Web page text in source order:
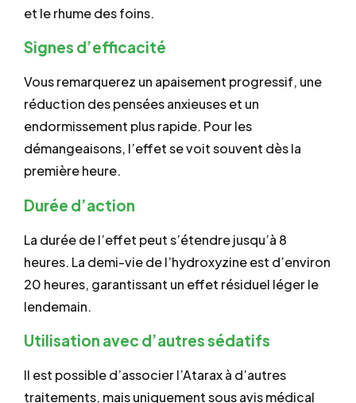
et le rhume des foins.
Signes d’efficacité
Vous remarquerez un apaisement progressif, une
réduction des pensées anxieuses et un
endormissement plus rapide. Pour les
démangeaisons, l’effet se voit souvent dès la
première heure.
Durée d’action
La durée de l’effet peut s’étendre jusqu’à 8
heures. La demi-vie de l’hydroxyzine est d’environ
20 heures, garantissant un effet résiduel léger le
lendemain.
Utilisation avec d’autres sédatifs
Il est possible d’associer l’Atarax à d’autres
traitements, mais uniquement sous avis médical